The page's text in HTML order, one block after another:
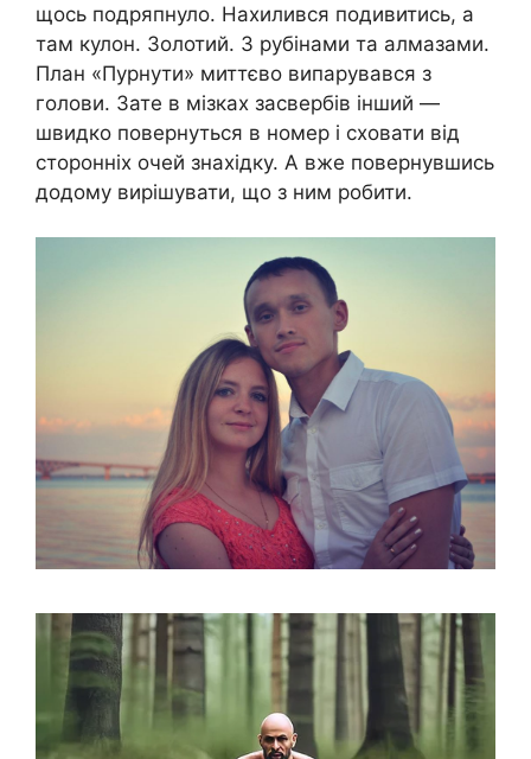
щось подряпнуло. Нахилився подивитись, а
там кулон. Золотий. З рубінами та алмазами.
План «Пурнути» миттєво випарувався з
голови. Зате в мізках засвербів інший —
швидко повернуться в номер і сховати від
сторонніх очей знахідку. А вже повернувшись
додому вирішувати, що з ним робити.